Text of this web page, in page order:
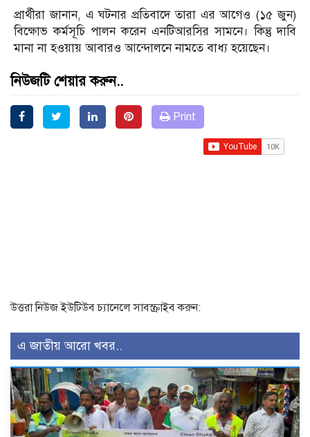
প্রার্থীরা জানান, এ ঘটনার প্রতিবাদে তারা এর আগেও (১৫ জুন)
বিক্ষোভ কর্মসূচি পালন করেন এনটিআরসির সামনে। কিন্তু দাবি
মানা না হওয়ায় আবারও আন্দোলনে নামতে বাধ্য হয়েছেন।
নিউজটি শেয়ার করুন..
Print
উত্তরা নিউজ ইউটিউব চ্যানেলে সাবস্ক্রাইব করুন:
এ জাতীয় আরো খবর..